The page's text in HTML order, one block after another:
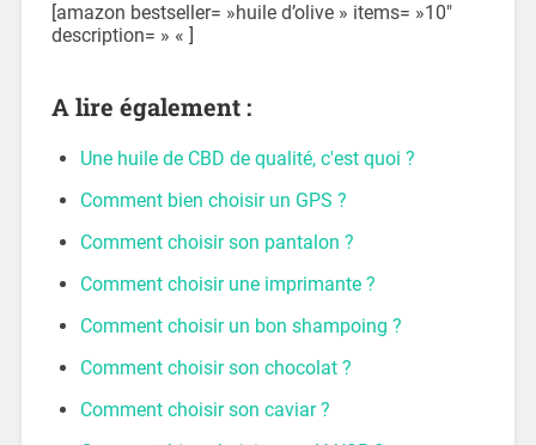
[amazon bestseller= »huile d’olive » items= »10″
description= » « ]
A lire également :
Une huile de CBD de qualité, c'est quoi ?
Comment bien choisir un GPS ?
Comment choisir son pantalon ?
Comment choisir une imprimante ?
Comment choisir un bon shampoing ?
Comment choisir son chocolat ?
Comment choisir son caviar ?